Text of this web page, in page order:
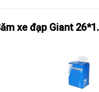
xe đạp Giant